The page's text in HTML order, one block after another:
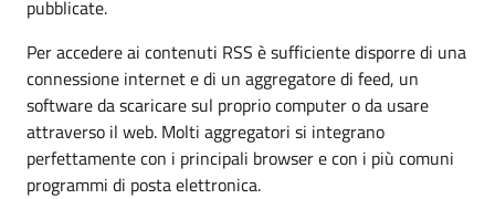
pubblicate.
Per accedere ai contenuti RSS è sufficiente disporre di una
connessione internet e di un aggregatore di feed, un
software da scaricare sul proprio computer o da usare
attraverso il web. Molti aggregatori si integrano
perfettamente con i principali browser e con i più comuni
programmi di posta elettronica.